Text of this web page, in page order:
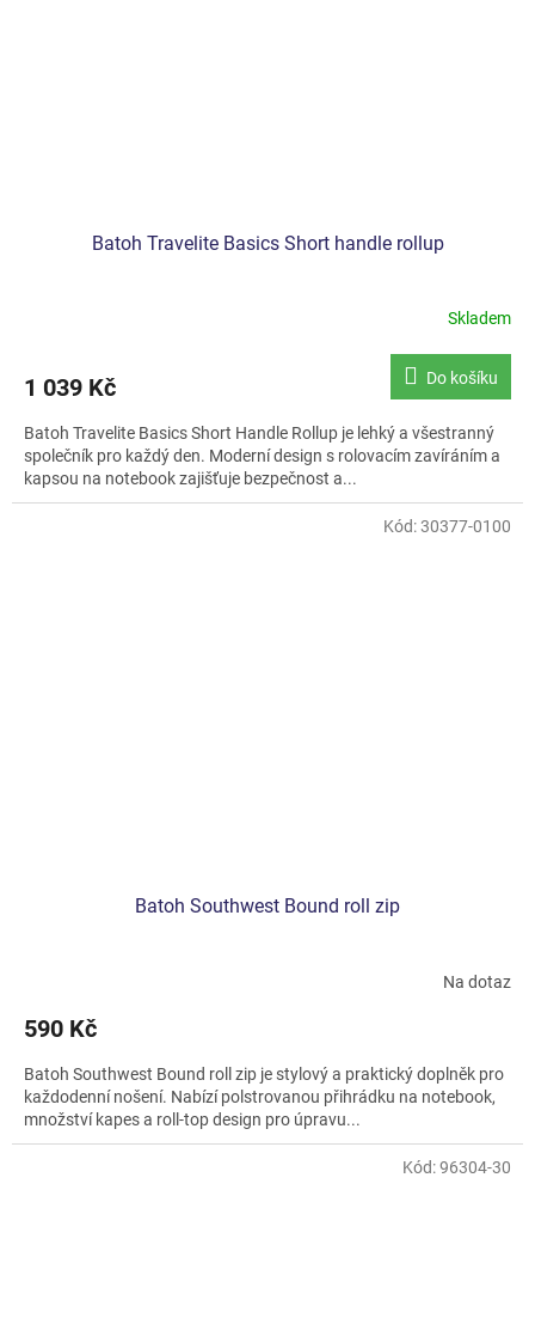
Batoh Travelite Basics Short handle rollup
Skladem
1 039 Kč Do košíku
Batoh Travelite Basics Short Handle Rollup je lehký a všestranný
společník pro každý den. Moderní design s rolovacím zavíráním a
kapsou na notebook zajišťuje bezpečnost a...
Batoh Southwest Bound roll zip
Na dotaz
590 Kč
Batoh Southwest Bound roll zip je stylový a praktický doplněk pro
každodenní nošení. Nabízí polstrovanou přihrádku na notebook,
množství kapes a roll-top design pro úpravu...
Kód:30377-0100
Kód:96304-30